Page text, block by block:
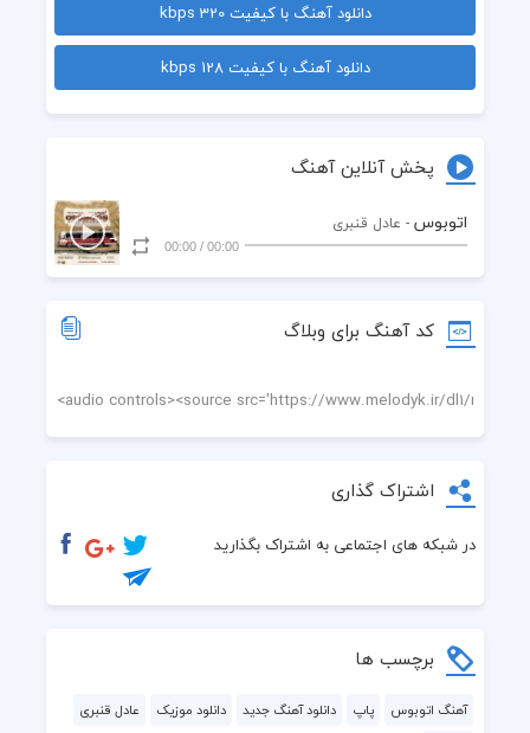
به غریبه مگر دلبستی
تو بیا بسر بالینم
به دو بوسه بده تسکینم
تو منو کشتی زخجالت
مگر گنه کردم به تو نگه کردم
مگر گنه کردم به تو نگه کردم
دانلود آهنگ با کیفیت 320 kbps
دانلود آهنگ با کیفیت 128 kbps
پخش آنلاین آهنگ
اتوبوس - عادل قنبری
00:00
/
00:00
کد آهنگ برای وبلاگ
اشتراک گذاری
در شبکه های اجتماعی به اشتراک بگذارید
برچسب ها
آهنگ اتوبوس پاپ دانلود آهنگ جدید دانلود موزیک
عادل قنبری